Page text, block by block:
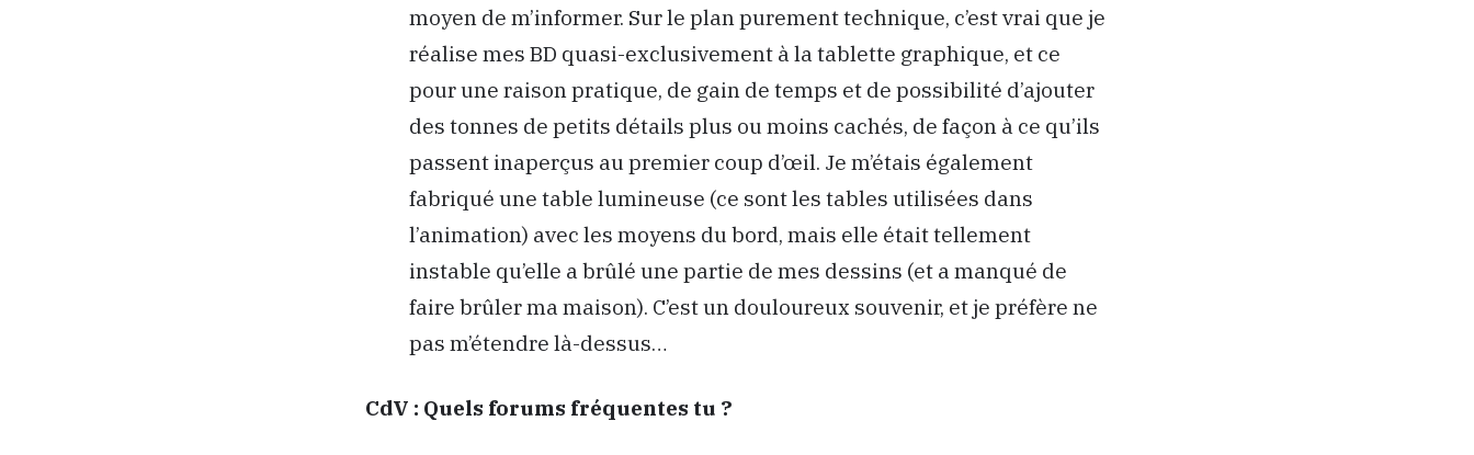
moyen de m’informer. Sur le plan purement technique, c’est vrai que je
réalise mes BD quasi-exclusivement à la tablette graphique, et ce
pour une raison pratique, de gain de temps et de possibilité d’ajouter
des tonnes de petits détails plus ou moins cachés, de façon à ce qu’ils
passent inaperçus au premier coup d’œil. Je m’étais également
fabriqué une table lumineuse (ce sont les tables utilisées dans
l’animation) avec les moyens du bord, mais elle était tellement
instable qu’elle a brûlé une partie de mes dessins (et a manqué de
faire brûler ma maison). C’est un douloureux souvenir, et je préfère ne
pas m’étendre là-dessus…
CdV : Quels forums fréquentes tu ?